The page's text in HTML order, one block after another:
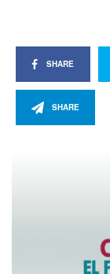
SHARE
SHARE